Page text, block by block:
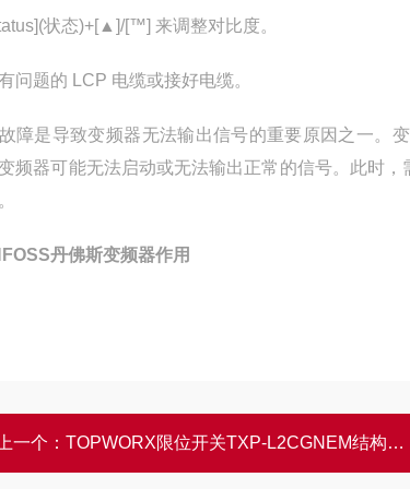
状态)+[▲]/[™] 来调整对比度。
问题的 LCP 电缆或接好电缆。
障是导致变频器无法输出信号的重要原因之一。
频器可能无法启动或无法输出正常的信号。此时
丹佛斯变频器作用
一个： TOPWORX限位开关TXP-L2CGNEM结构作用